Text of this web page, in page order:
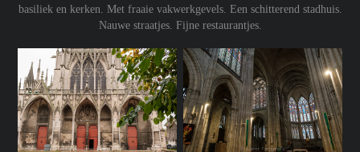
basiliek en kerken. Met fraaie vakwerkgevels. Een schitterend stadhuis.
Nauwe straatjes. Fijne restaurantjes.